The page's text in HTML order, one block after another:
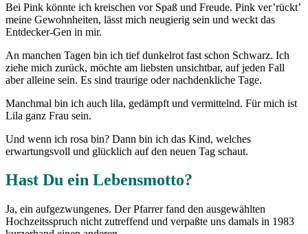
Bei Pink könnte ich kreischen vor Spaß und Freude. Pink ver’rückt’
meine Gewohnheiten, lässt mich neugierig sein und weckt das
Entdecker-Gen in mir.
An manchen Tagen bin ich tief dunkelrot fast schon Schwarz. Ich
ziehe mich zurück, möchte am liebsten unsichtbar, auf jeden Fall
aber alleine sein. Es sind traurige oder nachdenkliche Tage.
Manchmal bin ich auch lila, gedämpft und vermittelnd. Für mich ist
Lila ganz Frau sein.
Und wenn ich rosa bin? Dann bin ich das Kind, welches
erwartungsvoll und glücklich auf den neuen Tag schaut.
Hast Du ein Lebensmotto?
Ja, ein aufgezwungenes. Der Pfarrer fand den ausgewählten
Hochzeitsspruch nicht zutreffend und verpaßte uns damals in 1983